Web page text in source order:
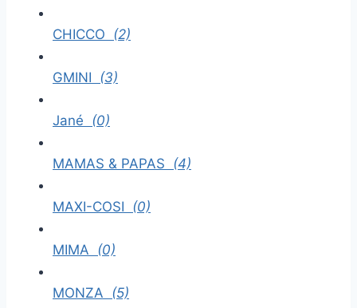
CHICCO (2)
GMINI (3)
Jané (0)
MAMAS & PAPAS (4)
MAXI-COSI (0)
MIMA (0)
MONZA (5)